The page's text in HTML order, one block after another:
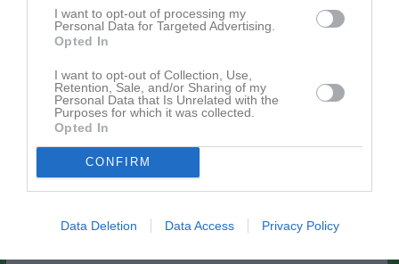
I want to opt-out of processing my
Personal Data for Targeted Advertising.
Opted In
I want to opt-out of Collection, Use,
Retention, Sale, and/or Sharing of my
Personal Data that Is Unrelated with the
Purposes for which it was collected.
Opted In
CONFIRM
Data Deletion Data Access Privacy Policy
Spelarstatistik
M G
Tobias Johansson
1 4 0
Jesper Karlsson
Johan Szabo
1 1 0 0 0
0
Kristian Fantenberg
1 1 0 0 0